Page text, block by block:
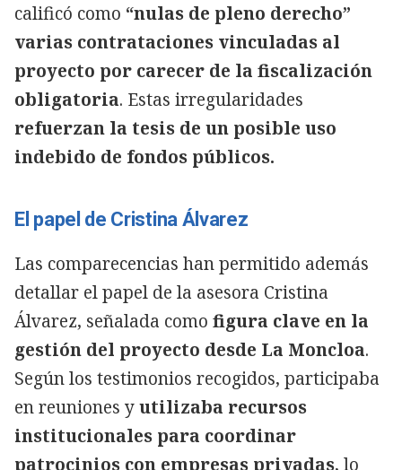
calificó como “nulas de pleno derecho”
varias contrataciones vinculadas al
proyecto por carecer de la fiscalización
obligatoria. Estas irregularidades
refuerzan la tesis de un posible uso
indebido de fondos públicos.
El papel de Cristina Álvarez
Las comparecencias han permitido además
detallar el papel de la asesora Cristina
Álvarez, señalada como figura clave en la
gestión del proyecto desde La Moncloa.
Según los testimonios recogidos, participaba
en reuniones yutilizaba recursos
institucionales para coordinar
patrocinios con empresas privadas, lo